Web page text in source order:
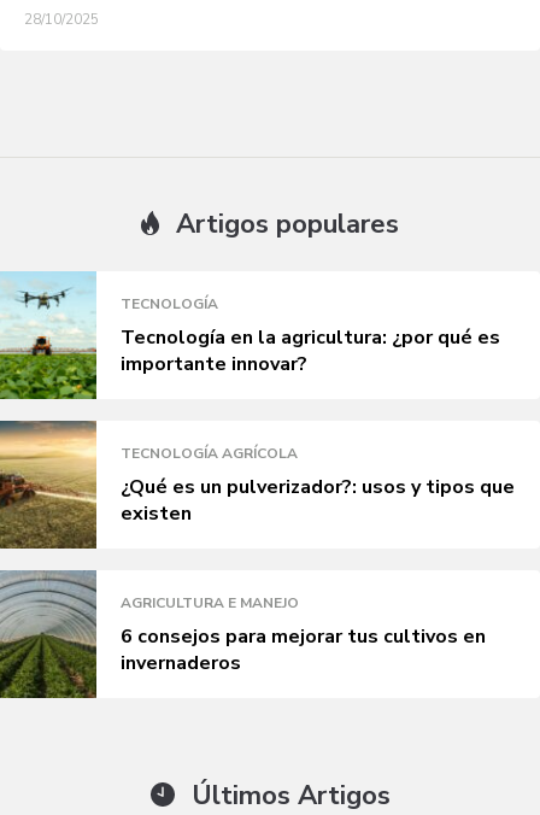
28/10/2025
Artigos populares
TECNOLOGÍA
Tecnología en la agricultura: ¿por qué es
importante innovar?
TECNOLOGÍA AGRÍCOLA
¿Qué es un pulverizador?: usos y tipos que
existen
AGRICULTURA E MANEJO
6 consejos para mejorar tus cultivos en
invernaderos
Últimos Artigos